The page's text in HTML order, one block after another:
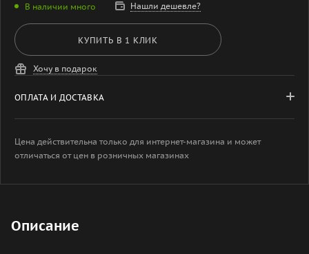
В наличии много Нашли дешевле?
КУПИТЬ В 1 КЛИК
Хочу в подарок
ОПЛАТА И ДОСТАВКА
Цена действительна только для интернет-магазина и может
отличаться от цен в розничных магазинах
Описание